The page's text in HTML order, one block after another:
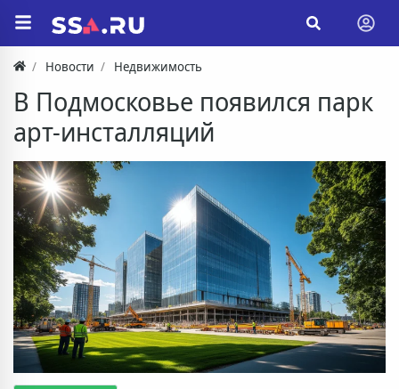
Новости Недвижимость
В Подмосковье появился парк
арт-инсталляций